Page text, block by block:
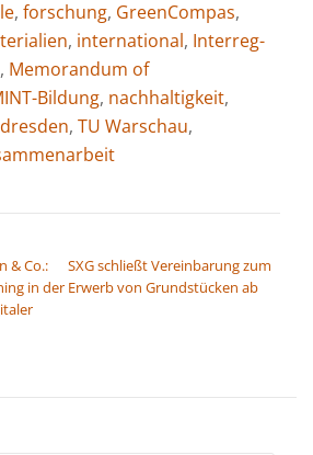
, forschung, GreenCompas,
, international, Interreg-
, Memorandum of
Bildung, nachhaltigkeit,
, TU Warschau,
& Co.:
in der
SXG schließt Vereinbarung zum
Erwerb von Grundstücken ab